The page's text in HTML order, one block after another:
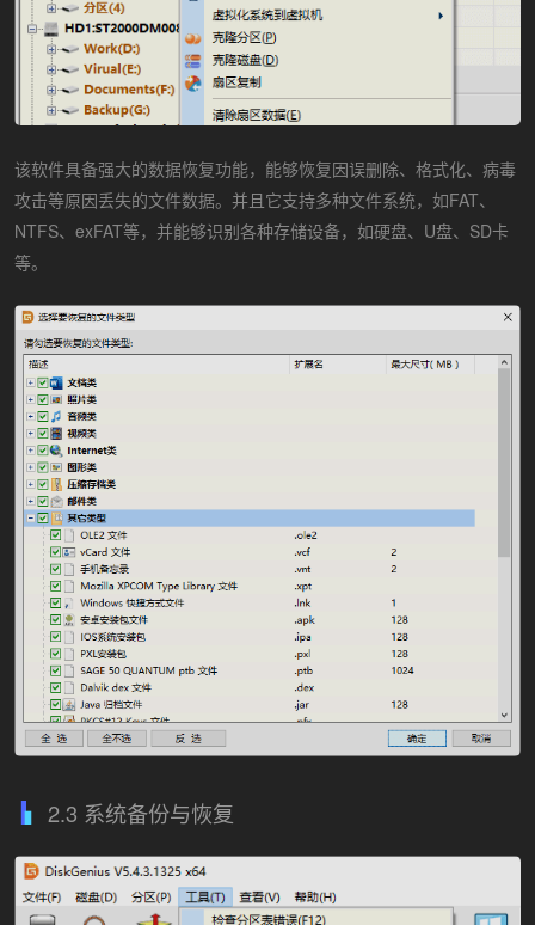
该软件具备强大的数据恢复功能，能够恢复因误删除、格式化、病毒
攻击等原因丢失的文件数据。并且它支持多种文件系统，如FAT、
NTFS、exFAT等，并能够识别各种存储设备，如硬盘、U盘、SD卡
等。
2.3 系统备份与恢复